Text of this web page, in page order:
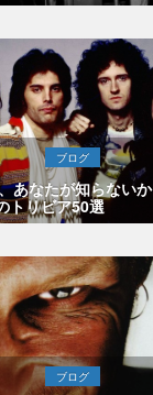
ブログ
あなたが知らない
トリビア50選
ブログ